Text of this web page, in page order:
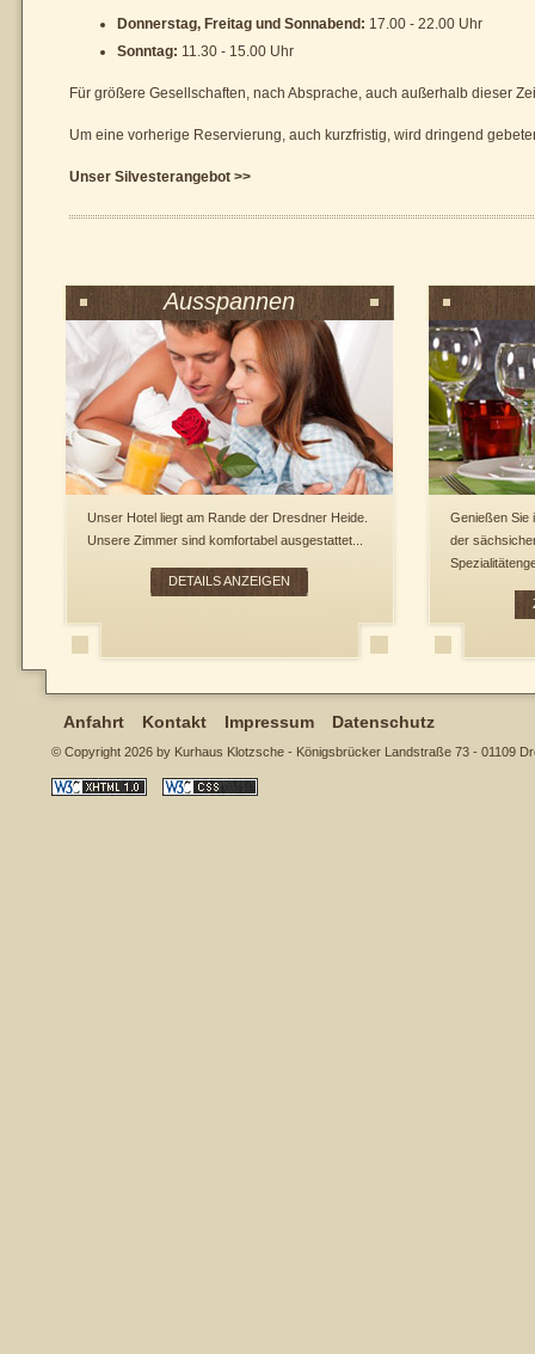
Donnerstag, Freitag und Sonnabend: 17.00 - 22.00 Uhr
Sonntag: 11.30 - 15.00 Uhr
Für größere Gesellschaften, nach Absprache, auch außerhalb dieser
Um eine vorherige Reservierung, auch kurzfristig, wird dringend
Unser Silvesterangebot >>
Ausspannen
Unser Hotel liegt am Rande der Dresdner Heide.
Unsere Zimmer sind komfortabel ausgestattet...
DETAILS ANZEIGEN
Genießen Sie
der
Anfahrt Kontakt Impressum Datenschutz
© Copyright 2026 by Kurhaus Klotzsche - Königsbrücker Landstraße 73 - 01109